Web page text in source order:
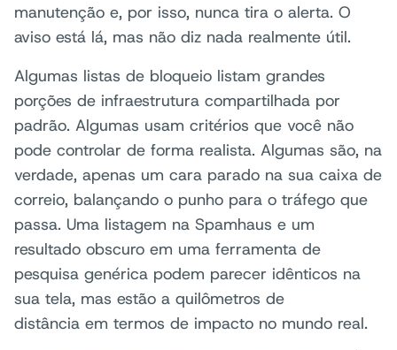
manutenção e, por isso, nunca tira o alerta. O
aviso está lá, mas não diz nada realmente útil.
Algumas listas de bloqueio listam grandes
porções de infraestrutura compartilhada por
padrão. Algumas usam critérios que você não
pode controlar de forma realista. Algumas são, na
verdade, apenas um cara parado na sua caixa de
correio, balançando o punho para o tráfego que
passa. Uma listagem na Spamhaus e um
resultado obscuro em uma ferramenta de
pesquisa genérica podem parecer idênticos na
sua tela, mas estão a quilômetros de
distância em termos de impacto no mundo real.